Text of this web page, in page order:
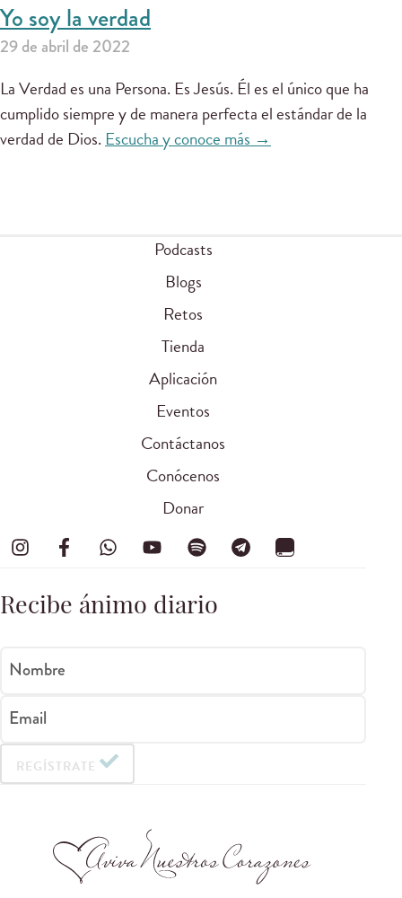
Yo soy la verdad
29 de abril de 2022
La Verdad es una Persona. Es Jesús. Él es el único que ha
cumplido siempre y de manera perfecta el estándar de la
verdad de Dios.Escucha y conoce más →
Podcasts
Blogs
Retos
Tienda
Aplicación
Eventos
Contáctanos
Conócenos
Donar
Recibe ánimo diario
Nombre
Email
REGÍSTRATE